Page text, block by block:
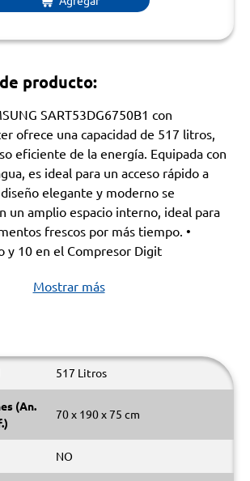
producto:
SART53DG6750B1 con
ofrece una capacidad de 517 litros,
eficiente de la energía. Equipada con
es ideal para un acceso rápido a
elegante y moderno se
un amplio espacio interno, ideal para
frescos por más tiempo. •
y 10 en el Compresor Digit
Mostrar más
517 Litros
(An.
70 x 190 x 75 cm
NO